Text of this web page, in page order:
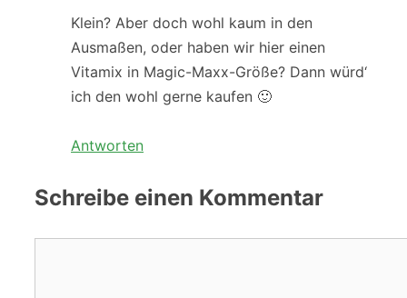
Klein? Aber doch wohl kaum in den
Ausmaßen, oder haben wir hier einen
Vitamix in Magic-Maxx-Größe? Dann würd‘
ich den wohl gerne kaufen 🙂
Antworten
Schreibe einen Kommentar